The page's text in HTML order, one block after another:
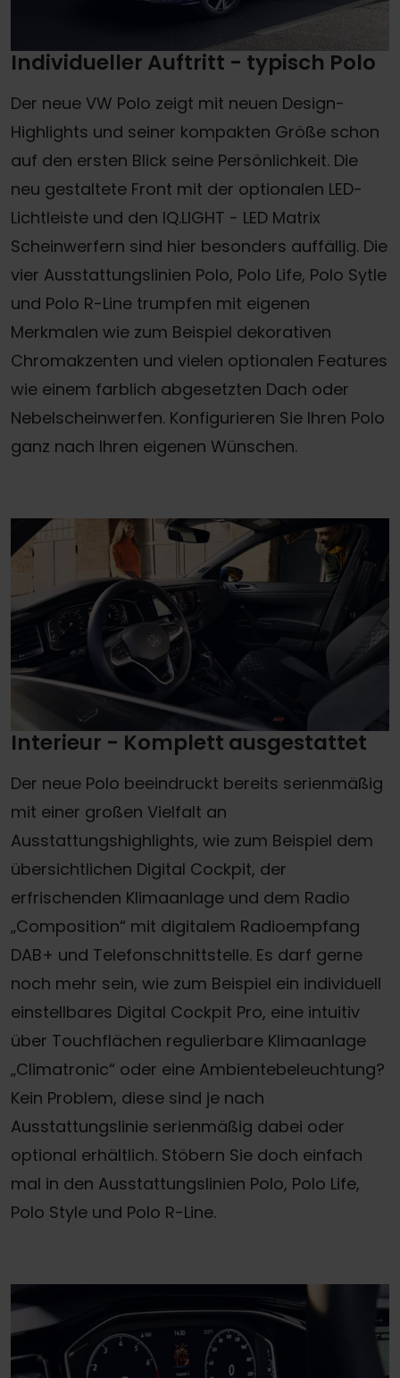
Individueller Auftritt - typisch Polo
Der neue VW Polo zeigt mit neuen Design-
Highlights und seiner kompakten Größe schon
auf den ersten Blick seine Persönlichkeit. Die
neu gestaltete Front mit der optionalen LED-
Lichtleiste und den IQ.LIGHT - LED Matrix
Scheinwerfern sind hier besonders auffällig. Die
vier Ausstattungslinien Polo, Polo Life, Polo Sytle
und Polo R-Line trumpfen mit eigenen
Merkmalen wie zum Beispiel dekorativen
Chromakzenten und vielen optionalen Features
wie einem farblich abgesetzten Dach oder
Nebelscheinwerfen. Konfigurieren Sie Ihren Polo
ganz nach Ihren eigenen Wünschen.
Interieur - Komplett ausgestattet
Der neue Polo beeindruckt bereits serienmäßig
mit einer großen Vielfalt an
Ausstattungshighlights, wie zum Beispiel dem
übersichtlichen Digital Cockpit, der
erfrischenden Klimaanlage und dem Radio
„Composition“ mit digitalem Radioempfang
DAB+ und Telefonschnittstelle. Es darf gerne
noch mehr sein, wie zum Beispiel ein individuell
einstellbares Digital Cockpit Pro, eine intuitiv
über Touchflächen regulierbare Klimaanlage
„Climatronic“ oder eine Ambientebeleuchtung?
Kein Problem, diese sind je nach
Ausstattungslinie serienmäßig dabei oder
optional erhältlich. Stöbern Sie doch einfach
mal in den Ausstattungslinien Polo, Polo Life,
Polo Style und Polo R-Line.